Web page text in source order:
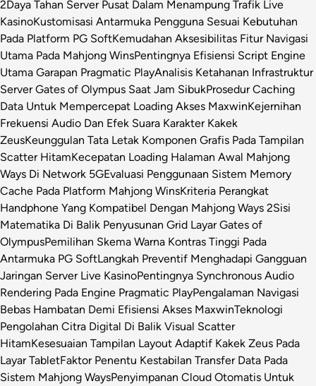
2Daya Tahan Server Pusat Dalam Menampung Trafik Live
KasinoKustomisasi Antarmuka Pengguna Sesuai Kebutuhan
Pada Platform PG SoftKemudahan Aksesibilitas Fitur Navigasi
Utama Pada Mahjong WinsPentingnya Efisiensi Script Engine
Utama Garapan Pragmatic PlayAnalisis Ketahanan Infrastruktur
Server Gates of Olympus Saat Jam SibukProsedur Caching
Data Untuk Mempercepat Loading Akses MaxwinKejernihan
Frekuensi Audio Dan Efek Suara Karakter Kakek
ZeusKeunggulan Tata Letak Komponen Grafis Pada Tampilan
Scatter HitamKecepatan Loading Halaman Awal Mahjong
Ways Di Network 5GEvaluasi Penggunaan Sistem Memory
Cache Pada Platform Mahjong WinsKriteria Perangkat
Handphone Yang Kompatibel Dengan Mahjong Ways 2Sisi
Matematika Di Balik Penyusunan Grid Layar Gates of
OlympusPemilihan Skema Warna Kontras Tinggi Pada
Antarmuka PG SoftLangkah Preventif Menghadapi Gangguan
Jaringan Server Live KasinoPentingnya Synchronous Audio
Rendering Pada Engine Pragmatic PlayPengalaman Navigasi
Bebas Hambatan Demi Efisiensi Akses MaxwinTeknologi
Pengolahan Citra Digital Di Balik Visual Scatter
HitamKesesuaian Tampilan Layout Adaptif Kakek Zeus Pada
Layar TabletFaktor Penentu Kestabilan Transfer Data Pada
Sistem Mahjong WaysPenyimpanan Cloud Otomatis Untuk